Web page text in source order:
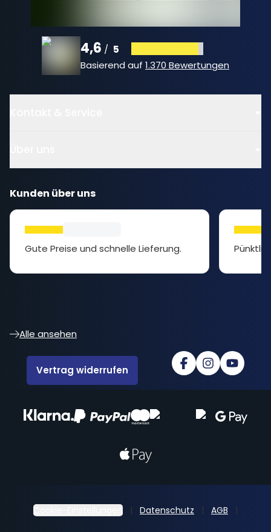
4,6 / 5
Basierend auf 1.370 Bewertungen
Kunden über uns
Gute Preise und schnelle Lieferung.
Alle ansehen
Vertrag widerrufen
Cookie-Einstellungen Datenschutz AGB